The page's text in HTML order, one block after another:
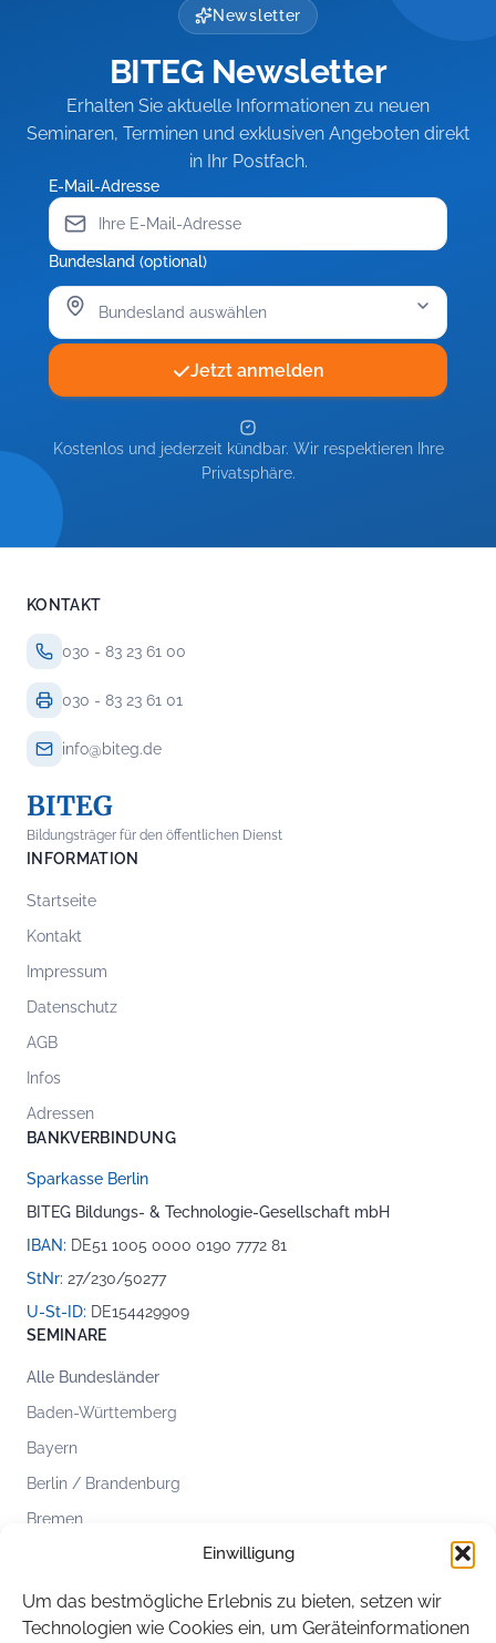
Einwilligung
Um das bestmögliche Erlebnis zu bieten, setzen wir
Technologien wie Cookies ein, um Geräteinformationen
Newsletter
BITEG Newsletter
Erhalten Sie aktuelle Informationen zu neuen
Seminaren, Terminen und exklusiven Angeboten direkt
in Ihr Postfach.
E-Mail-Adresse
Bundesland (optional)
Jetzt anmelden
Kostenlos und jederzeit kündbar. Wir respektieren Ihre
Privatsphäre.
KONTAKT
030 - 83 23 61 00
030 - 83 23 61 01
info@biteg.de
BITEG
Bildungsträger für den öffentlichen Dienst
INFORMATION
Startseite
Kontakt
Impressum
Datenschutz
AGB
Infos
Adressen
BANKVERBINDUNG
Sparkasse Berlin
BITEG Bildungs- & Technologie-Gesellschaft mbH
IBAN: DE51 1005 0000 0190 7772 81
StNr: 27/230/50277
U-St-ID: DE154429909
SEMINARE
Alle Bundesländer
Baden-Württemberg
Bayern
Berlin / Brandenburg
Bremen
Mecklenburg-Vorpommern